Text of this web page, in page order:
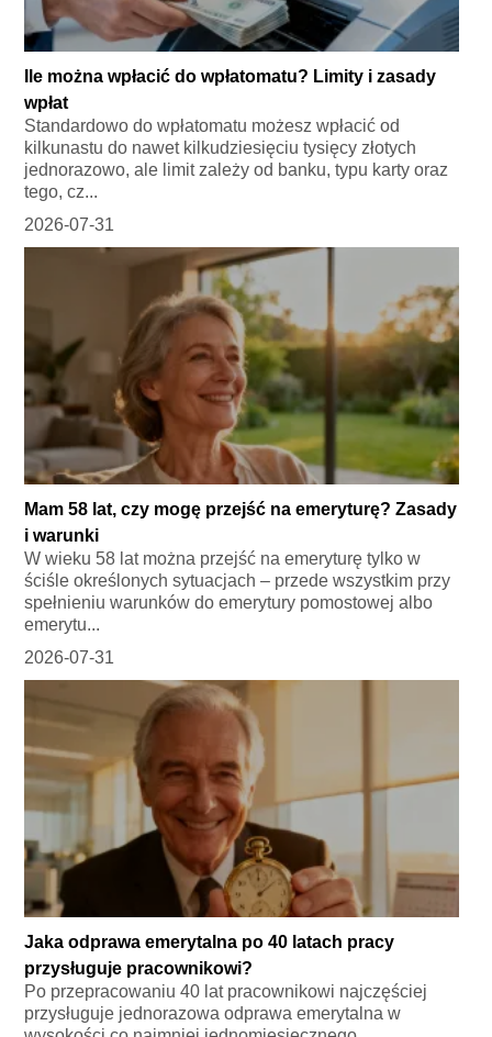
Ile można wpłacić do wpłatomatu? Limity i zasady
wpłat
Standardowo do wpłatomatu możesz wpłacić od
kilkunastu do nawet kilkudziesięciu tysięcy złotych
jednorazowo, ale limit zależy od banku, typu karty oraz
tego, cz...
2026-07-31
Mam 58 lat, czy mogę przejść na emeryturę? Zasady
i warunki
W wieku 58 lat można przejść na emeryturę tylko w
ściśle określonych sytuacjach – przede wszystkim przy
spełnieniu warunków do emerytury pomostowej albo
emerytu...
2026-07-31
Jaka odprawa emerytalna po 40 latach pracy
przysługuje pracownikowi?
Po przepracowaniu 40 lat pracownikowi najczęściej
przysługuje jednorazowa odprawa emerytalna w